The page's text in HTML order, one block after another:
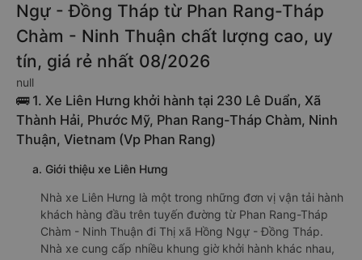
Ngự - Đồng Tháp từ Phan Rang-Tháp
Chàm - Ninh Thuận chất lượng cao, uy
tín, giá rẻ nhất 08/2026
null
🚌 1. Xe Liên Hưng khởi hành tại 230 Lê Duẩn, Xã
Thành Hải, Phước Mỹ, Phan Rang-Tháp Chàm, Ninh
Thuận, Vietnam (Vp Phan Rang)
a. Giới thiệu xe Liên Hưng
Nhà xe Liên Hưng là một trong những đơn vị vận tải hành
khách hàng đầu trên tuyến đường từ Phan Rang-Tháp
Chàm - Ninh Thuận đi Thị xã Hồng Ngự - Đồng Tháp.
Nhà xe cung cấp nhiều khung giờ khởi hành khác nhau,